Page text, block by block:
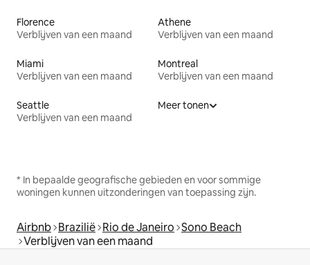
Florence
Verblijven van een maand
Athene
Verblijven van een maand
Miami
Verblijven van een maand
Montreal
Verblijven van een maand
Seattle
Verblijven van een maand
Meer tonen
* In bepaalde geografische gebieden en voor sommige
woningen kunnen uitzonderingen van toepassing zijn.
Airbnb Brazilië Rio de Janeiro Sono Beach
Verblijven van een maand